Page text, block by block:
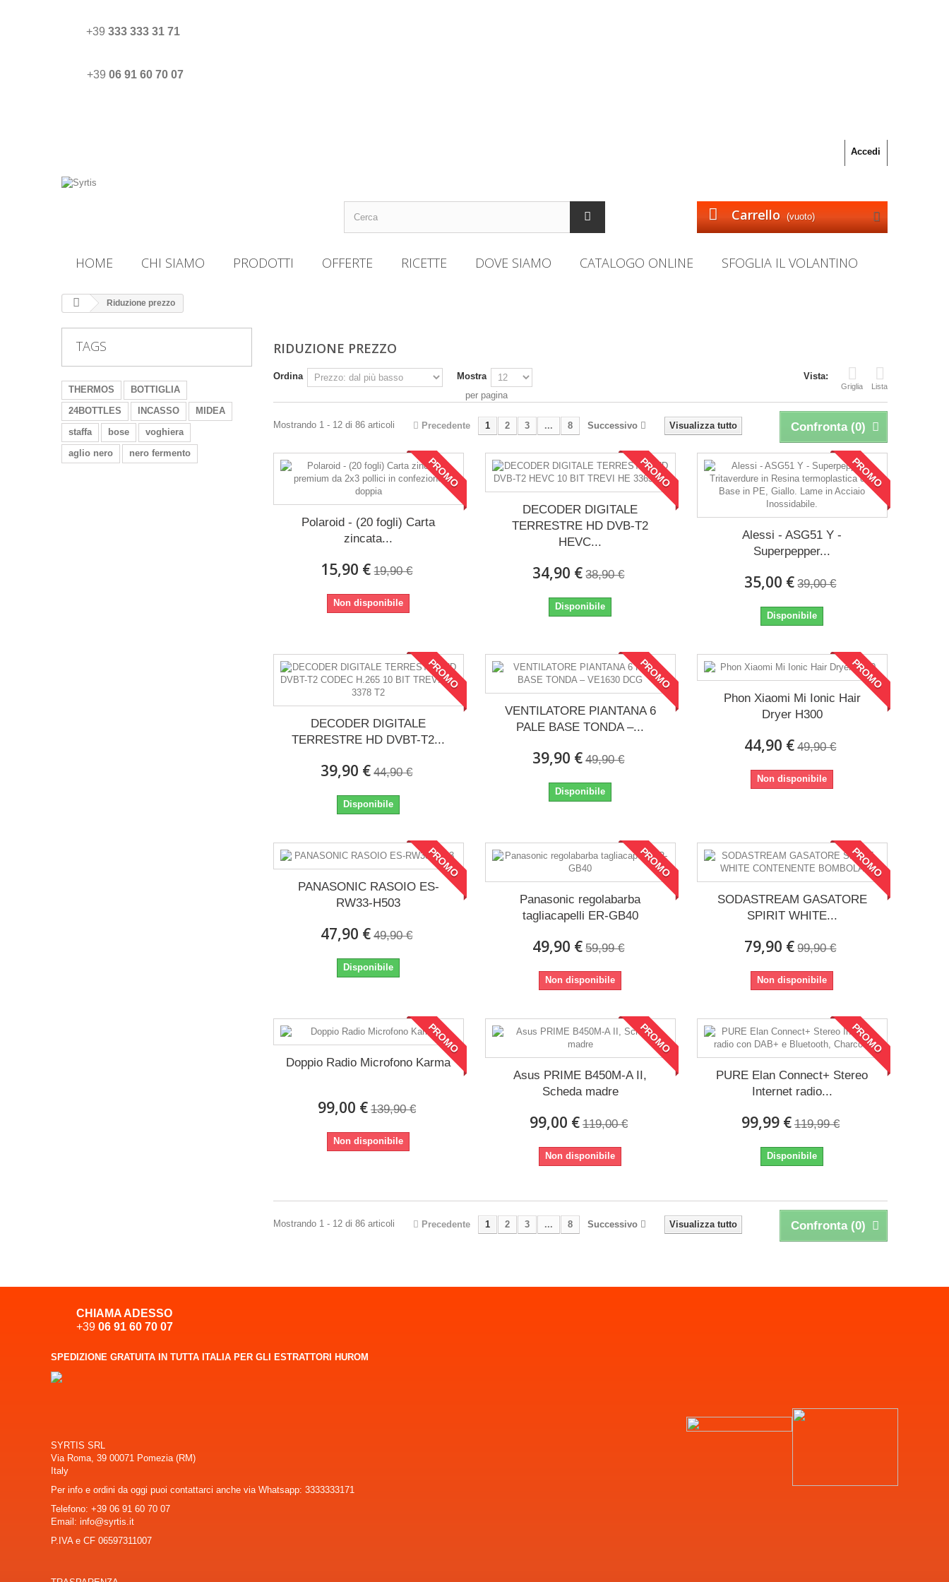
+39 333 333 31 71
+39 06 91 60 70 07
Accedi
Carrello (vuoto)
HOME CHI SIAMO PRODOTTI OFFERTE RICETTE DOVE SIAMO CATALOGO ONLINE SFOGLIA IL VOLANTINO
Riduzione prezzo
TAGS
THERMOS
BOTTIGLIA
24BOTTLES
INCASSO
MIDEA
staffa
bose
voghiera
aglio nero
nero fermento
RIDUZIONE PREZZO
Vista:
Griglia Lista
Ordina
Mostra
per pagina
Confronta (0)
Visualizza tutto
Precedente 1 2 3 ... 8 Successivo
Mostrando 1 - 12 di 86 articoli
PROMO
Polaroid - (20 fogli) Carta
zincata...
15,90 € 19,90 €
Non disponibile
PROMO
DECODER DIGITALE
TERRESTRE HD DVB-T2
HEVC...
34,90 € 38,90 €
Disponibile
PROMO
Alessi - ASG51 Y -
Superpepper...
35,00 € 39,00 €
Disponibile
PROMO
DECODER DIGITALE
TERRESTRE HD DVBT-T2...
39,90 € 44,90 €
Disponibile
PROMO
VENTILATORE PIANTANA 6
PALE BASE TONDA –...
39,90 € 49,90 €
Disponibile
PROMO
Phon Xiaomi Mi Ionic Hair
Dryer H300
44,90 € 49,90 €
Non disponibile
PROMO
PANASONIC RASOIO ES-
RW33-H503
47,90 € 49,90 €
Disponibile
PROMO
Panasonic regolabarba
tagliacapelli ER-GB40
49,90 € 59,99 €
Non disponibile
PROMO
SODASTREAM GASATORE
SPIRIT WHITE...
79,90 € 99,90 €
Non disponibile
PROMO
Doppio Radio Microfono Karma
99,00 € 139,90 €
Non disponibile
PROMO
Asus PRIME B450M-A II,
Scheda madre
99,00 € 119,00 €
Non disponibile
PROMO
PURE Elan Connect+ Stereo
Internet radio...
99,99 € 119,99 €
Disponibile
Confronta (0)
Visualizza tutto
Precedente 1 2 3 ... 8 Successivo
Mostrando 1 - 12 di 86 articoli
CHIAMA ADESSO
+39 06 91 60 70 07
SPEDIZIONE GRATUITA IN TUTTA ITALIA PER GLI ESTRATTORI HUROM
SYRTIS SRL
Via Roma, 39 00071 Pomezia (RM)
Italy
Per info e ordini da oggi puoi contattarci anche via Whatsapp: 3333333171
Telefono: +39 06 91 60 70 07
Email: info@syrtis.it
P.IVA e CF 06597311007